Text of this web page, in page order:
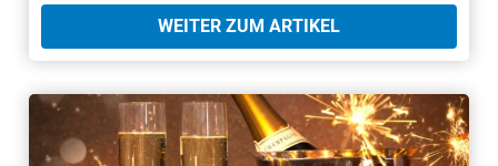
WEITER ZUM ARTIKEL